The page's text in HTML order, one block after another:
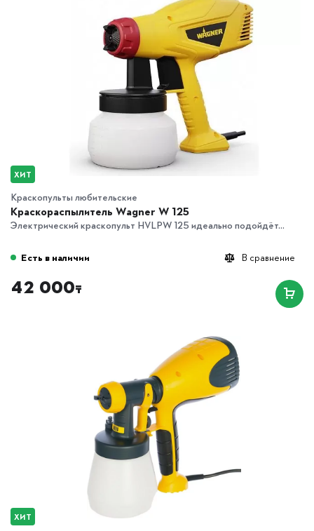
ХИТ
Краскопульты любительские
Краскораспылитель Wagner W 125
Электрический краскопульт HVLPW 125 идеально подойдёт...
В сравнение
Есть в наличии
42 000₸
ХИТ